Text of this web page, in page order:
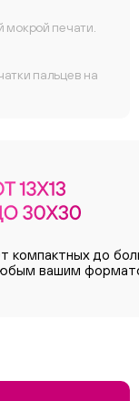
мокрой печати.
пальцев на
компактных до
вашим